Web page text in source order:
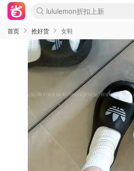
lululemon折扣上新
Sasa美妆护肤3.5折
SSENSE年中2.5折
FreshBeauty好价汇总
Cettire降价+叠9折
WWS Coles超市实拍
viagogo二手票捡漏
Myer超级周末
The Outnet奢牌1折起
David Jones 3折起
Flannels大牌1折
Perfumes Club护肤1折
AMIRO面罩$251
Amazon折扣汇总
eToro入金$200送$50
Amazon数码好物
ICONIC本周7.5折
ThedoubleF高奢地板价
Moose Knuckles 6折
丝芙兰5折起
EUFY摄像头$98
Selenichast首饰2折
Trip机票酒店促销
YSL送5件彩妆礼
Amazon家居好物
Amazon美妆护肤
雅漾大喷$8
过敏原检测盒$33
伊索独家赠50ml沐浴露
科颜氏高保湿面霜$29
SEALIFE海洋馆门票6折
丝塔芙大白罐$16
订阅Newsletter送香薰
Cult Beauty 6.8折
Harrods圣诞日历$525
LN-CC奢牌私促3折
d'Alba空姐喷雾$16
EVE LOM套装£56
Bernardelli独家4折
Adore Beauty 6折起
CT圣诞日历
Mytheresa奢品2.7折
Luxury Escapes 9折
Currentbody美容仪$881
MOON Garden Live
Roborock扫地机$649
Tingo Life水杯$24
Valentino官网5折
CR洗护套装$23
修丽可4件套$159
Myer彩妆2件7折
GANNI官网4.5折
Stylevana韩妆4折
Tessabit高奢8.5折
OGX洗发水$11
Amazon阿德莱德次日达
卡诗8.5折+赠礼
Philips Hue灯具8折
首页 抢好货 女鞋